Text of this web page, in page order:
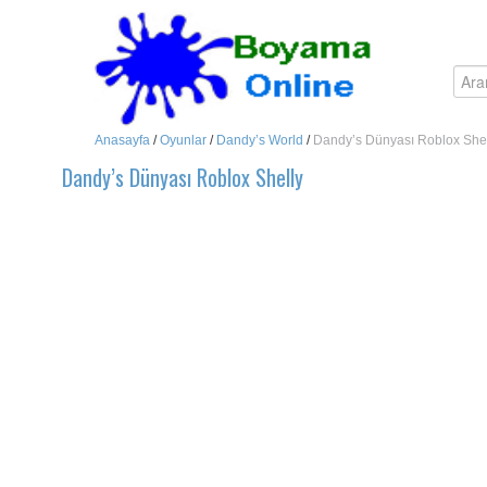
Anasayfa /Oyunlar / Dandy’s World / Dandy’s Dünyası Roblox
Dandy’s Dünyası Roblox Shelly